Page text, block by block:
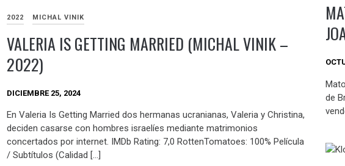
2022 MICHAL VINIK
VALERIA IS GETTING MARRIED (MICHAL VINIK –
2022)
DICIEMBRE 25, 2024
En Valeria Is Getting Married dos hermanas ucranianas, Valeria y Christina,
deciden casarse con hombres israelíes mediante matrimonios
concertados por internet. IMDb Rating: 7,0 RottenTomatoes: 100% Película
/ Subtítulos (Calidad […]
de